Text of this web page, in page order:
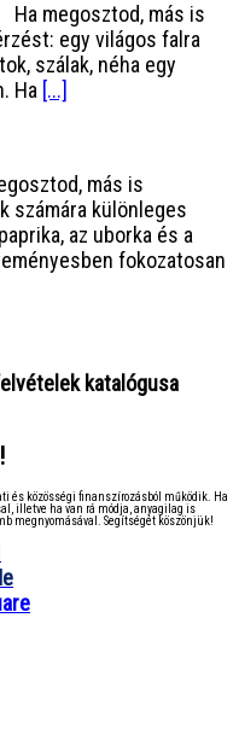
Ha megosztod, más is
egy világos falra
szálak, néha egy
Ha [...]
más is
számára különleges
az uborka és a
fokozatosan
katalógusa
és közösségi finanszírozásból működik. Ha
illetve ha van rá módja, anyagilag is
megnyomásával. Segítségét köszönjük!